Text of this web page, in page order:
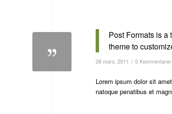
Post Formats is a
theme to
28 mars, 2011 / 0 Kommentarer
Lorem ipsum dolor sit
natoque penatibus et